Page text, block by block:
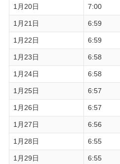
1月20日 7:00
1月21日 6:59
1月22日 6:59
1月23日 6:58
1月24日 6:58
1月25日 6:57
1月26日 6:57
1月27日 6:56
1月28日 6:55
1月29日 6:55